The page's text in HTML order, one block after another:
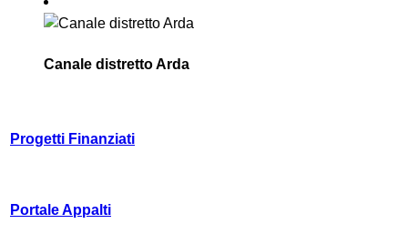
Canale distretto Arda
Progetti Finanziati
Portale Appalti